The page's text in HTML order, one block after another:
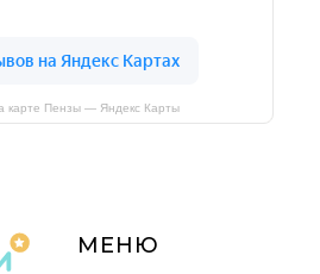
карте Пензы — Яндекс Карты
МЕНЮ